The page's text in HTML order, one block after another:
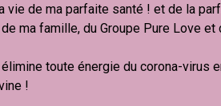
vie de ma parfaite santé ! et de la
ma famille, du Groupe Pure Love et
toute énergie du corona-virus
!